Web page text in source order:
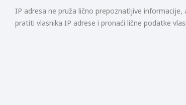
IP adresa ne pruža lično prepoznatljive informacije,
pratiti vlasnika IP adrese i pronaći lične podatke